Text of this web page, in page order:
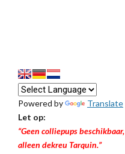
Powered by
Translate
Let op:
“Geen colliepups beschikbaar,
alleen dekreu Tarquin.”